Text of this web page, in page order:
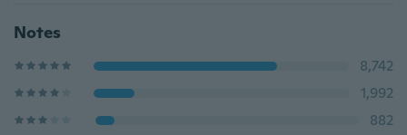
Notes
8,742
1,992
882